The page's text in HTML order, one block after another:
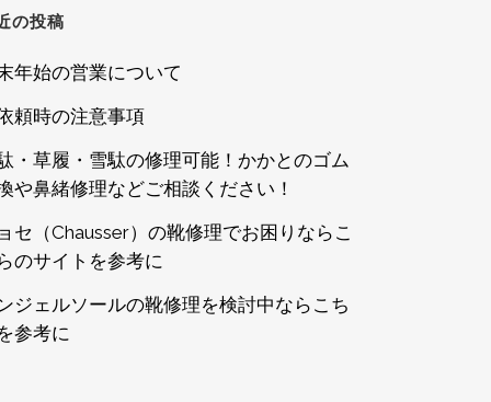
の投稿
年始の営業について
頼時の注意事項
・草履・雪駄の修理可能！かかとのゴム
や鼻緒修理などご相談ください！
セ（Chausser）の靴修理でお困りならこ
のサイトを参考に
ジェルソールの靴修理を検討中ならこち
参考に